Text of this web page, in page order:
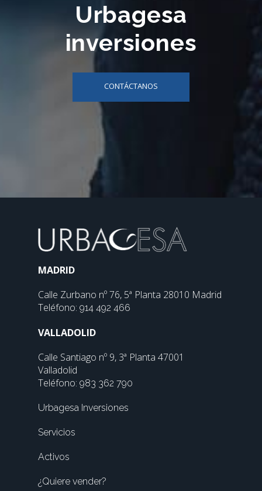
Urbagesa
inversiones
CONTÁCTANOS
MADRID
Calle Zurbano nº 76, 5ª Planta 28010 Madrid
Teléfono: 914 492 466
VALLADOLID
Calle Santiago nº 9, 3ª Planta 47001
Valladolid
Teléfono: 983 362 790
Urbagesa Inversiones
Servicios
Activos
¿Quiere vender?